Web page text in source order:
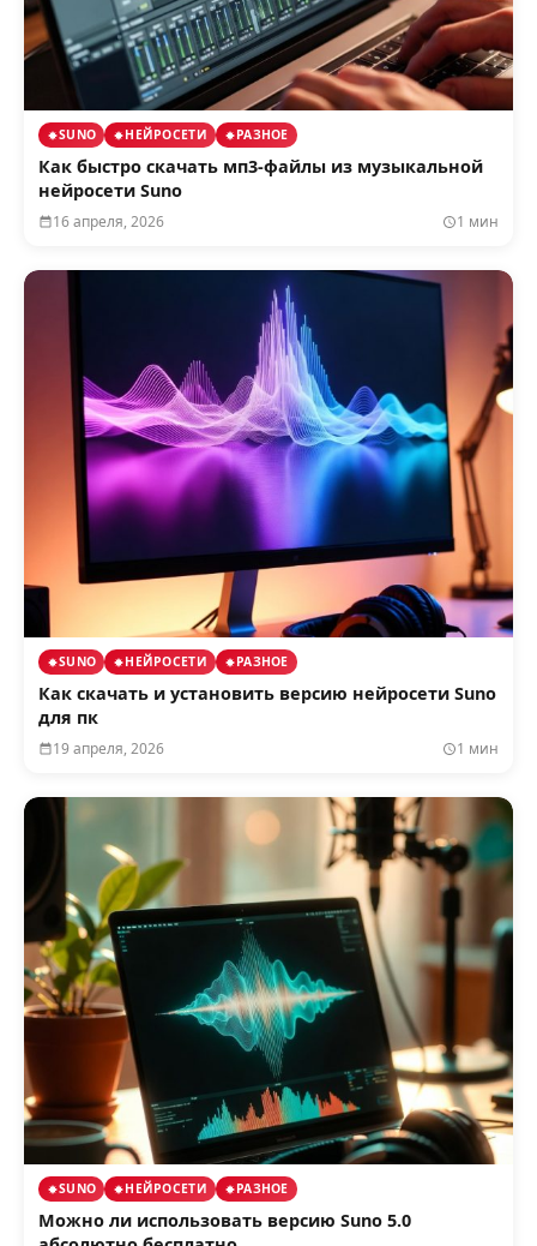
SUNO НЕЙРОСЕТИ РАЗНОЕ
Как быстро скачать мп3-файлы из музыкальной
нейросети Suno
16 апреля, 2026 1 мин
SUNO НЕЙРОСЕТИ РАЗНОЕ
Как скачать и установить версию нейросети Suno
для пк
19 апреля, 2026 1 мин
SUNO НЕЙРОСЕТИ РАЗНОЕ
Можно ли использовать версию Suno 5.0